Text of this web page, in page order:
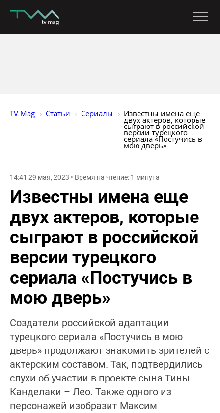
TV Mag Статьи Сериалы Известны имена еще
двух актеров, которые
сыграют в российской
версии турецкого
сериала «Постучись в
мою дверь»
14:41 29 мая, 2023 • Время на чтение: 1 минута
Известны имена еще
двух актеров, которые
сыграют в российской
версии турецкого
сериала «Постучись в
мою дверь»
Создатели российской адаптации
турецкого сериала «Постучись в мою
дверь» продолжают знакомить зрителей с
актерским составом. Так, подтвердились
слухи об участии в проекте сына Тины
Канделаки – Лео. Также одного из
персонажей изобразит Максим